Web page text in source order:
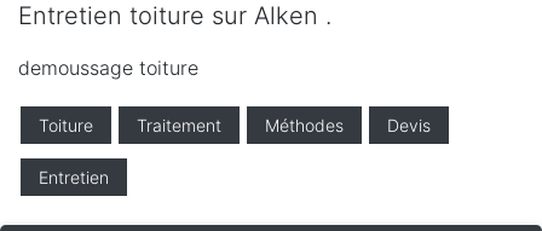
Entretien toiture sur Alken .
demoussage toiture
Toiture Traitement Méthodes Devis
Entretien